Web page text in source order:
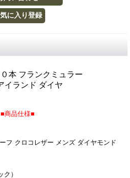
本 フランクミュラー
イランド ダイヤ
■商品仕様■
フ クロコレザー メンズ ダイヤモンド
）